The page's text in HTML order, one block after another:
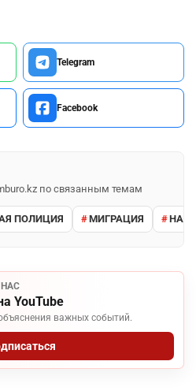
Telegram
Facebook
по связанным темам
ПОЛИЦИЯ МИГРАЦИЯ
YouTube
важных событий.